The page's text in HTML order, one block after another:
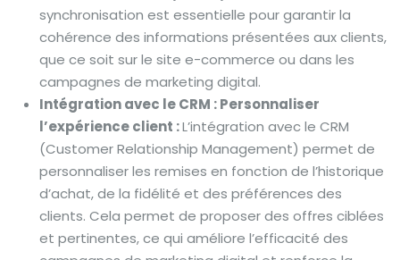
synchronisation est essentielle pour garantir la
cohérence des informations présentées aux clients,
que ce soit sur le site e-commerce ou dans les
campagnes de marketing digital.
Intégration avec le CRM : Personnaliser
l’expérience client :L’intégration avec le CRM
(Customer Relationship Management) permet de
personnaliser les remises en fonction de l’historique
d’achat, de la fidélité et des préférences des
clients. Cela permet de proposer des offres ciblées
et pertinentes, ce qui améliore l’efficacité des